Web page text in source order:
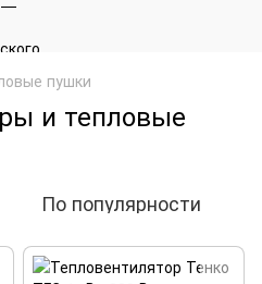
пушки
и тепловые
По популярности